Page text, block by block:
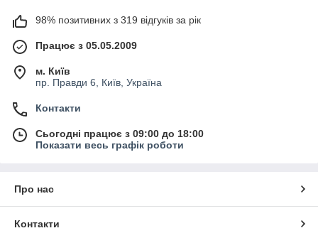
98% позитивних з 319 відгуків за рік
Працює з 05.05.2009
м. Київ
пр. Правди 6, Київ, Україна
Контакти
Сьогодні працює з 09:00 до 18:00
Показати весь графік роботи
Про нас
Контакти